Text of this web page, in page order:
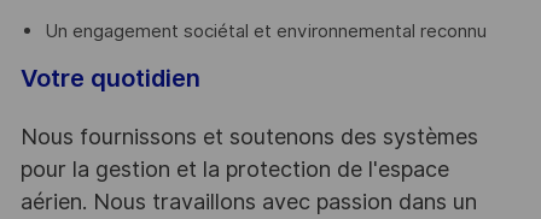
Un engagement sociétal et environnemental reconnu
Votre quotidien
Nous fournissons et soutenons des systèmes
pour la gestion et la protection de l'espace
aérien. Nous travaillons avec passion dans un